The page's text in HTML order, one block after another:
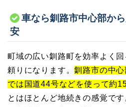
車なら釧路市中心部か
安
町域の広い釧路町を効率よく
頼りになります。釧路市の中
では国道44号などを使って約
とはほとんど地続きの感覚で